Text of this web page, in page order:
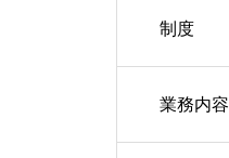
制度
業務内容